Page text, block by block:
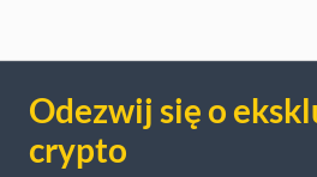
Odezwij się o
crypto